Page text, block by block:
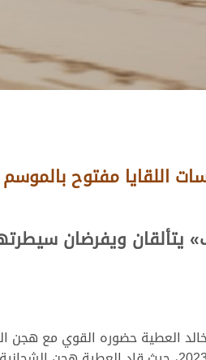
اللقايا مفتوح بالموسم
» يتألقان ويفرضان